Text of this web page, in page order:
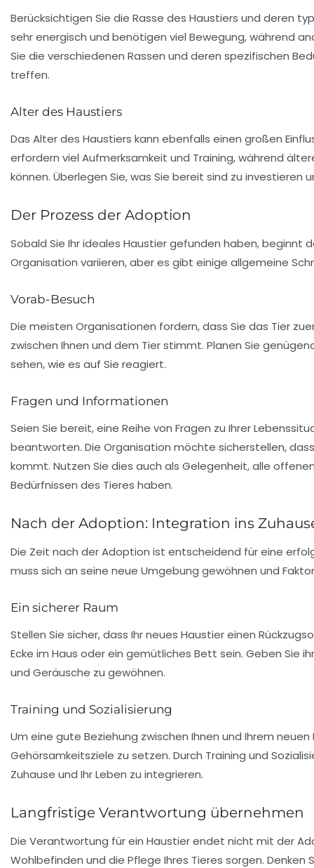
Berücksichtigen Sie die Rasse des Haustiers und deren
sehr energisch und benötigen viel Bewegung, während
Sie die verschiedenen Rassen und deren spezifischen
treffen.
Alter des Haustiers
Das Alter des Haustiers kann ebenfalls einen großen
erfordern viel Aufmerksamkeit und Training, während
können. Überlegen Sie, was Sie bereit sind zu
Der Prozess der Adoption
Sobald Sie Ihr ideales Haustier gefunden haben, beginnt
Organisation variieren, aber es gibt einige allgemeine
Vorab-Besuch
Die meisten Organisationen fordern, dass Sie das Tier
zwischen Ihnen und dem Tier stimmt. Planen Sie
sehen, wie es auf Sie reagiert.
Fragen und Informationen
Seien Sie bereit, eine Reihe von Fragen zu Ihrer
beantworten. Die Organisation möchte sicherstellen,
kommt. Nutzen Sie dies auch als Gelegenheit, alle
Bedürfnissen des Tieres haben.
Nach der Adoption: Integration ins
Die Zeit nach der Adoption ist entscheidend für eine
muss sich an seine neue Umgebung gewöhnen und
Ein sicherer Raum
Stellen Sie sicher, dass Ihr neues Haustier einen
Ecke im Haus oder ein gemütliches Bett sein. Geben Sie
und Geräusche zu gewöhnen.
Training und Sozialisierung
Um eine gute Beziehung zwischen Ihnen und Ihrem
Gehörsamkeitsziele zu setzen. Durch Training und
Zuhause und Ihr Leben zu integrieren.
Langfristige Verantwortung übernehmen
Die Verantwortung für ein Haustier endet nicht mit der
Wohlbefinden und die Pflege Ihres Tieres sorgen.